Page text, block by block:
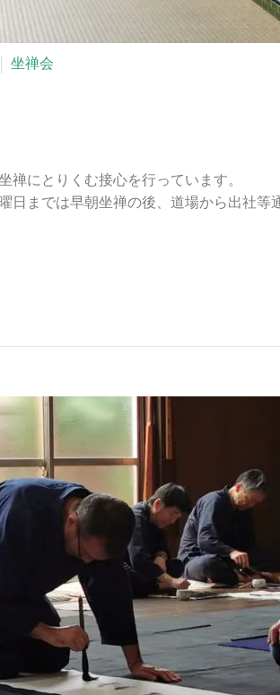
坐禅会
にとりくむ接心を行っています。
日までは早朝坐禅の後、道場から出社